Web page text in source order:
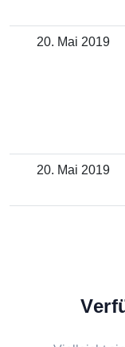
20. Mai 2019
20. Mai 2019